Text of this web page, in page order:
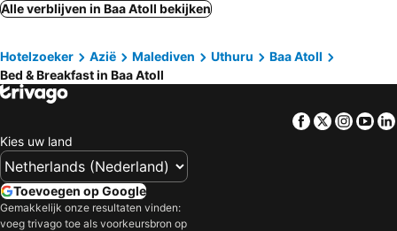
Alle verblijven in Baa Atoll bekijken
Hotelzoeker Azië Malediven Uthuru
Baa Atoll
Bed & Breakfast in Baa Atoll
Facebook
Twitter
Kies uw land
Toevoegen op Google
Gemakkelijk onze resultaten vinden:
voeg trivago toe als voorkeursbron op